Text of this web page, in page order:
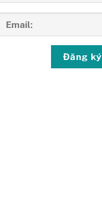
Đăng ký